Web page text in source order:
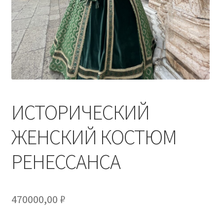
ИСТОРИЧЕСКИЙ
ЖЕНСКИЙ КОСТЮМ
РЕНЕССАНСА
470000,00 ₽